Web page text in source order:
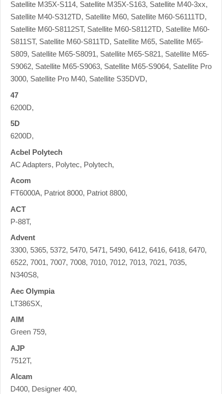
Satellite M35X-S114, Satellite M35X-S163, Satellite M40-3xx,
Satellite M40-S312TD, Satellite M60, Satellite M60-S6111TD,
Satellite M60-S8112ST, Satellite M60-S8112TD, Satellite M60-
S811ST, Satellite M60-S811TD, Satellite M65, Satellite M65-
S809, Satellite M65-S8091, Satellite M65-S821, Satellite M65-
S9062, Satellite M65-S9063, Satellite M65-S9064, Satellite Pro
3000, Satellite Pro M40, Satellite S35DVD,
47
6200D,
5D
6200D,
Acbel Polytech
AC Adapters, Polytec, Polytech,
Acom
FT6000A, Patriot 8000, Patriot 8800,
ACT
P-88T,
Advent
3300, 5365, 5372, 5470, 5471, 5490, 6412, 6416, 6418, 6470,
6522, 7001, 7007, 7008, 7010, 7012, 7013, 7021, 7035,
N340S8,
Aec Olympia
LT386SX,
AIM
Green 759,
AJP
7512T,
Alcam
D400, Designer 400,